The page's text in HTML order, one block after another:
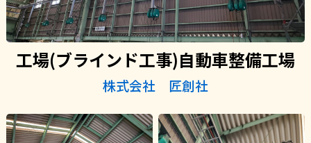
工場(ブラインド工事)自動車整備工場
株式会社 匠創社